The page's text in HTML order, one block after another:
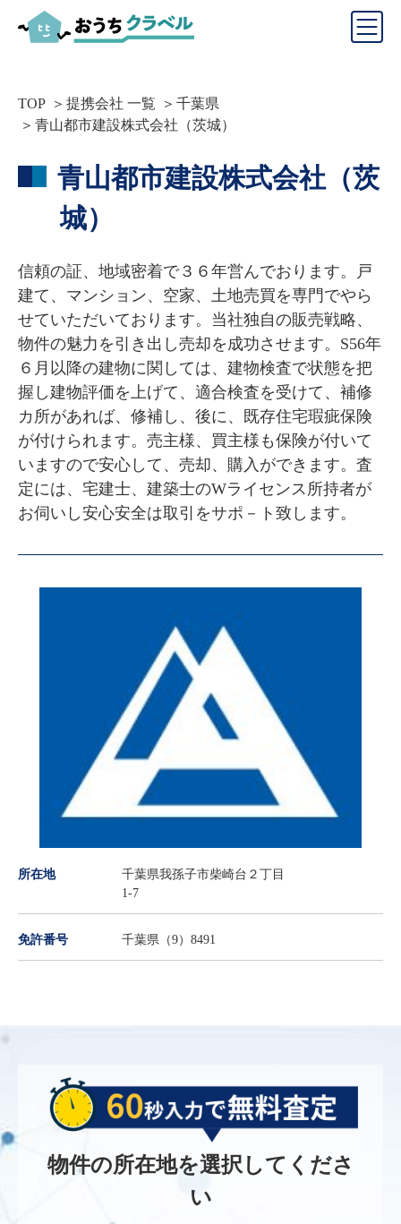
TOP 提携会社 一覧
千葉県
青山都市建設株式会社（茨城）
青山都市建設株式会社（茨
城）
信頼の証、地域密着で３６年営んでおります。戸
建て、マンション、空家、土地売買を専門でやら
せていただいております。当社独自の販売戦略、
物件の魅力を引き出し売却を成功させます。S56年
６月以降の建物に関しては、建物検査で状態を把
握し建物評価を上げて、適合検査を受けて、補修
カ所があれば、修補し、後に、既存住宅瑕疵保険
が付けられます。売主様、買主様も保険が付いて
いますので安心して、売却、購入ができます。査
定には、宅建士、建築士のWライセンス所持者が
お伺いし安心安全は取引をサポ－ト致します。
所在地
千葉県我孫子市柴崎台２丁目
1-7
免許番号 千葉県（9）8491
物件の所在地を選択してくださ
い